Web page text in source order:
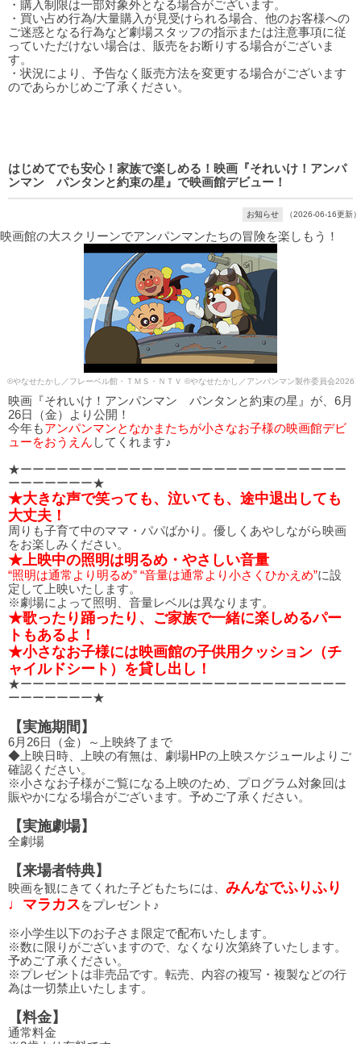
・購入制限は一部対象外となる場合がございます。
・買い占め行為/大量購入が見受けられる場合、他のお客様への
ご迷惑となる行為など劇場スタッフの指示または注意事項に従
っていただけない場合は、販売をお断りする場合がございま
す。
・状況により、予告なく販売方法を変更する場合がございます
のであらかじめご了承ください。
はじめてでも安心！家族で楽しめる！映画『それいけ！アンパ
ンマン パンタンと約束の星』で映画館デビュー！
お知らせ （2026-06-16更新）
映画館の大スクリーンでアンパンマンたちの冒険を楽しもう！
©やなせたかし／フレーベル館・ＴＭＳ・ＮＴＶ ©やなせたかし／アンパンマン製作委員会2026
映画『それいけ！アンパンマン パンタンと約束の星』が、6月
26日（金）より公開！
今年もアンパンマンとなかまたちが小さなお子様の映画館デビ
ューをおうえん してくれます♪
★ーーーーーーーーーーーーーーーーーーーーーーーーーーー
ーーーーーーー★
★大きな声で笑っても、泣いても、途中退出しても
大丈夫！
周りも子育て中のママ・パパばかり。優しくあやしながら映画
をお楽しみください。
★上映中の照明は明るめ・やさしい音量
“照明は通常より明るめ” “音量は通常より小さくひかえめ”に設
定して上映いたします。
※劇場によって照明、音量レベルは異なります。
★歌ったり踊ったり、ご家族で一緒に楽しめるパー
トもあるよ！
★小さなお子様には映画館の子供用クッション（チ
ャイルドシート）を貸し出し！
★ーーーーーーーーーーーーーーーーーーーーーーーーーーー
ーーーーーーー★
【実施期間】
6月26日（金）～上映終了まで
◆上映日時、上映の有無は、劇場HPの上映スケジュールよりご
確認ください。
※小さなお子様がご覧になる上映のため、プログラム対象回は
賑やかになる場合がございます。予めご了承ください。
【実施劇場】
全劇場
【来場者特典】
映画を観にきてくれた子どもたちには、 みんなでふりふり
♩マラカスをプレゼント♪
※小学生以下のお子さま限定で配布いたします。
※数に限りがございますので、なくなり次第終了いたします。
予めご了承ください。
※プレゼントは非売品です。転売、内容の複写・複製などの行
為は一切禁止いたします。
【料金】
通常料金